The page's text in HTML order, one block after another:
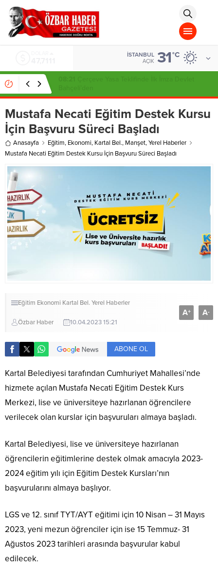
islami
chat
omegla
türk
sohbet
dini
chat
İSTANBUL
AÇIK 31°C
Mustafa Necati Eğitim Destek Kursu
İçin Başvuru Süreci Başladı
Anasayfa Eğitim, Ekonomi, Kartal Bel., Manşet,Yerel Haberler
Mustafa Necati Eğitim Destek Kursu İçin Başvuru Süreci Başladı
Eğitim Ekonomi Kartal Bel. Yerel Haberler
Özbar Haber 10.04.2023 15:21
A+ A-
ABONE OL
Kartal Belediyesi tarafından Cumhuriyet Mahallesi’nde
hizmete açılan Mustafa Necati Eğitim Destek Kurs
Merkezi, lise ve üniversiteye hazırlanan öğrencilere
verilecek olan kurslar için başvuruları almaya başladı.
Kartal Belediyesi, lise ve üniversiteye hazırlanan
öğrencilerin eğitimlerine destek olmak amacıyla 2023-
2024 eğitim yılı için Eğitim Destek Kursları’nın
başvurularını almaya başlıyor.
LGS ve 12. sınıf TYT/AYT eğitimi için 10 Nisan – 31 Mayıs
2023, yeni mezun öğrenciler için ise 15 Temmuz- 31
Ağustos 2023 tarihleri arasında başvurular kabul
edilecek.